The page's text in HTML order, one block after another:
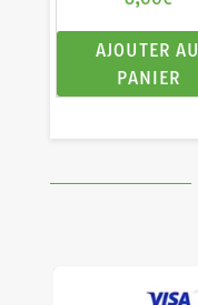
AJOUTER AU
PANIER